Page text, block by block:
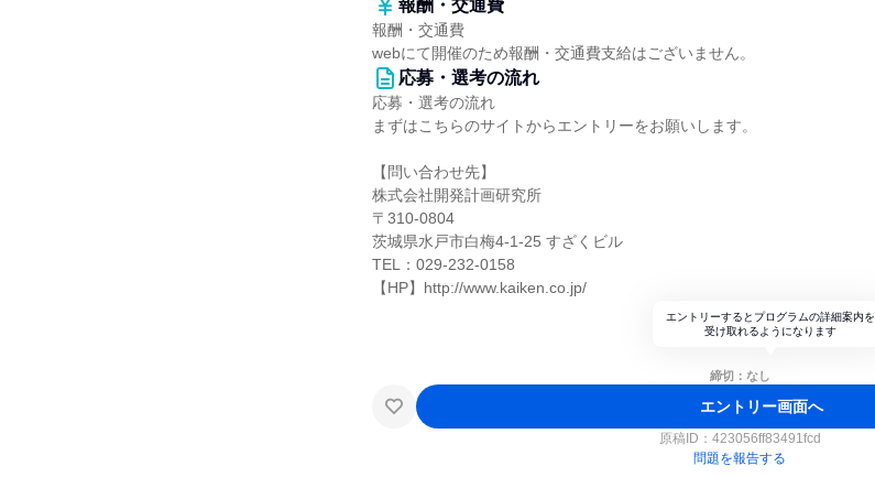
報酬・交通費
報酬・交通費
webにて開催のため報酬・交通費支給はございません。
応募・選考の流れ
応募・選考の流れ
まずはこちらのサイトからエントリーをお願いします。
【問い合わせ先】
株式会社開発計画研究所
〒310-0804
茨城県水戸市白梅4-1-25 すざくビル
TEL：029-232-0158
【HP】http://www.kaiken.co.jp/
エントリーするとプログラムの詳細案内を
受け取れるようになります
締切：なし
エントリー画面へ
原稿ID： 423056ff83491fcd
問題を報告する